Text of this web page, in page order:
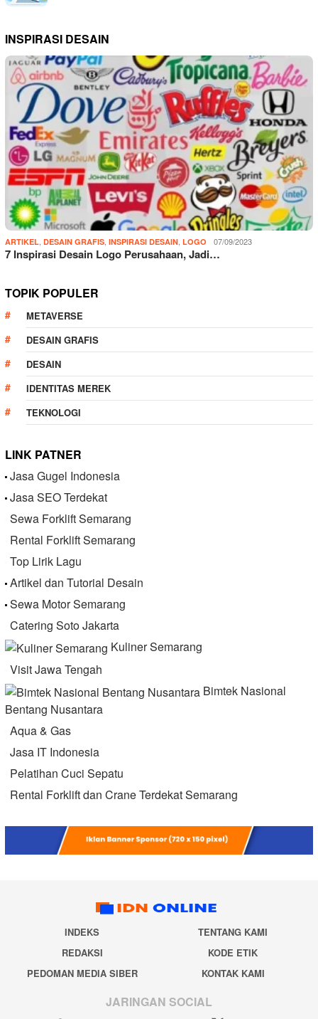
INSPIRASI DESAIN
ARTIKEL DESAIN GRAFIS INSPIRASI DESAIN LOGO 07/09/2023
7 Inspirasi Desain Logo Perusahaan, Jadi…
TOPIK POPULER
METAVERSE
DESAIN GRAFIS
DESAIN
IDENTITAS MEREK
TEKNOLOGI
LINK PATNER
Jasa Gugel Indonesia
Jasa SEO Terdekat
Sewa Forklift Semarang
Rental Forklift Semarang
Top Lirik Lagu
Artikel dan Tutorial Desain
Sewa Motor Semarang
Catering Soto Jakarta
Kuliner Semarang
Visit Jawa Tengah
Bimtek Nasional
Bentang Nusantara
Aqua & Gas
Jasa IT Indonesia
Pelatihan Cuci Sepatu
Rental Forklift dan Crane Terdekat Semarang
INDEKS
TENTANG KAMI
REDAKSI
KODE ETIK
PEDOMAN MEDIA SIBER
KONTAK KAMI
JARINGAN SOCIAL